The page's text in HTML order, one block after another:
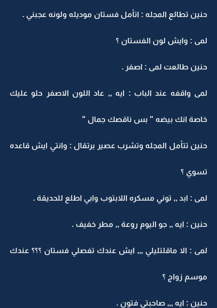
حنين تطالع المجله : اتأمل فستان موديله ولونه عجبني .
لمى : وايش لون الفستان ؟
حنين طالعت لمى : اصفر .
لمى واقفه عند الباب : ايه ,, عاد اللون الاصفر حلو عليك
خاصة انك بيضه " بس ناقصك جمال "
حنين تتأمل المجله وتشرب عصير برتقال : وانتي ايش قاعده
تسوي ؟
لمى : ابد ,, توني مسكره اللابتوب وابي اطلع للحديقة .
حنين : ايه ,, جو اليوم روعة ,, مطر خفيف .
لمى : الا ماقلتليلي ,,, ايش عندك تفصلي فستان ؟؟؟ عندك
موسم زواج ؟
حنين : ايه ,,, صاحبتي فتون .